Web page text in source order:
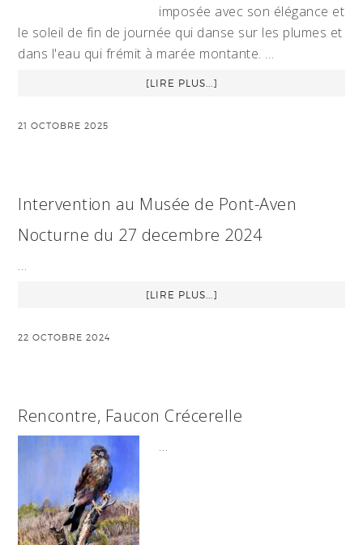
imposée avec son élégance et
le soleil de fin de journée qui danse sur les plumes et
dans l'eau qui frémit à marée montante. …
[LIRE PLUS...]
21 OCTOBRE 2025
Intervention au Musée de Pont-Aven
Nocturne du 27 decembre 2024
…
[LIRE PLUS...]
22 OCTOBRE 2024
Rencontre, Faucon Crécerelle
…